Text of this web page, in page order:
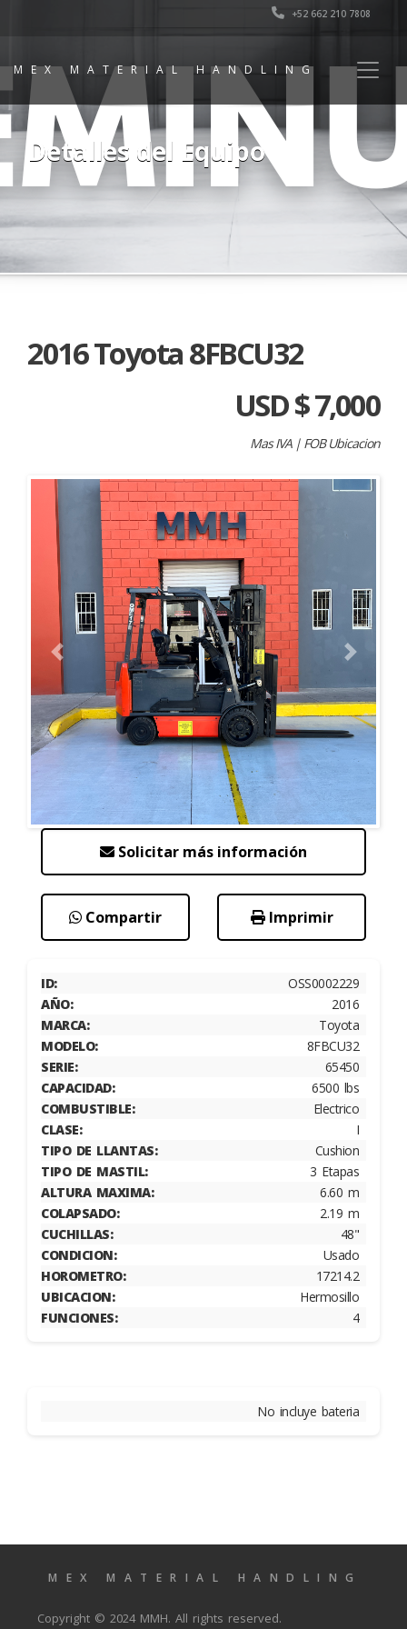
+52 662 210 7808
MEX MATERIAL HANDLING
Detalles del Equipo
2016 Toyota 8FBCU32
USD $ 7,000
Mas IVA | FOB Ubicacion
Previous Next
Solicitar más información
Compartir Imprimir
ID:
OSS0002229
AÑO:
2016
MARCA:
Toyota
MODELO:
8FBCU32
SERIE:
65450
CAPACIDAD:
6500 lbs
COMBUSTIBLE:
Electrico
CLASE:
I
TIPO DE LLANTAS:
Cushion
TIPO DE MASTIL:
3 Etapas
ALTURA MAXIMA:
6.60 m
COLAPSADO:
2.19 m
CUCHILLAS:
48"
CONDICION:
Usado
HOROMETRO:
17214.2
UBICACION:
Hermosillo
FUNCIONES:
4
No incluye bateria
MEX MATERIAL HANDLING
Copyright © 2024 MMH. All rights reserved.